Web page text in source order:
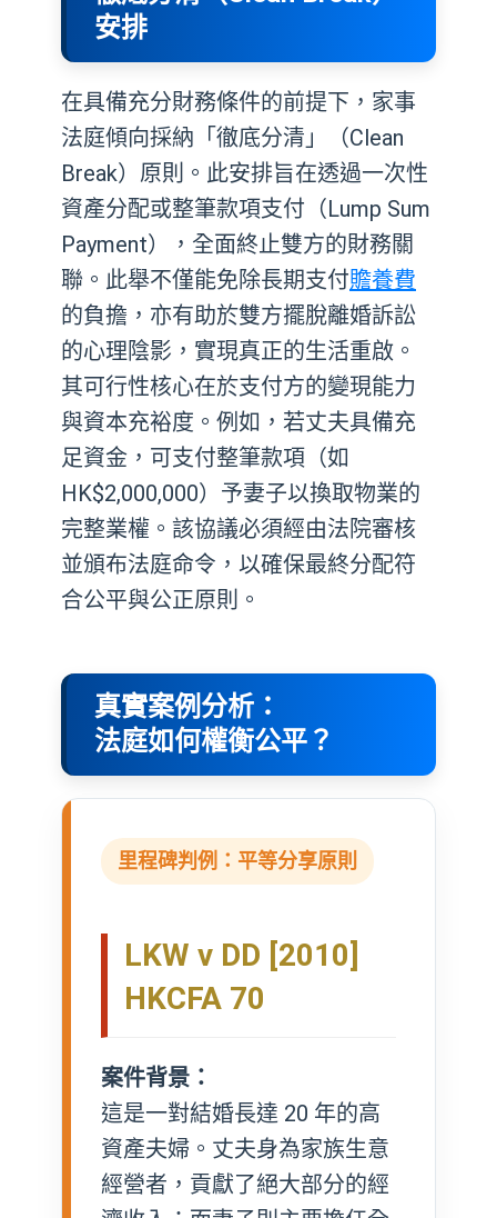
安排
在具備充分財務條件的前提下，家事
法庭傾向採納「徹底分清」（Clean
Break）原則。此安排旨在透過一次性
資產分配或整筆款項支付（Lump Sum
Payment），全面終止雙方的財務關
聯。此舉不僅能免除長期支付贍養費
的負擔，亦有助於雙方擺脫離婚訴訟
的心理陰影，實現真正的生活重啟。
其可行性核心在於支付方的變現能力
與資本充裕度。例如，若丈夫具備充
足資金，可支付整筆款項（如
HK$2,000,000）予妻子以換取物業的
完整業權。該協議必須經由法院審核
並頒布法庭命令，以確保最終分配符
合公平與公正原則。
真實案例分析：
法庭如何權衡公平？
里程碑判例：平等分享原則
LKW v DD [2010]
HKCFA 70
案件背景：
這是一對結婚長達 20 年的高
資產夫婦。丈夫身為家族生意
經營者，貢獻了絕大部分的經